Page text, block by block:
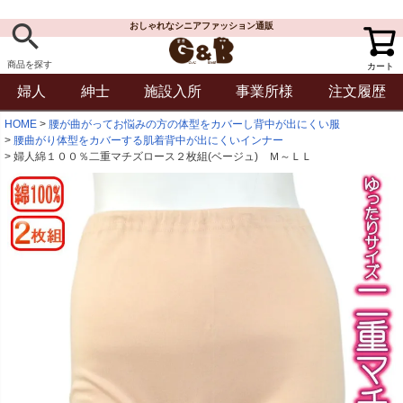
商品を探す
おしゃれなシニアファッション通販
カート
婦人 紳士 施設入所 事業所様 注文履歴
HOME
腰が曲がってお悩みの方の体型をカバーし背中が出にくい服
腰曲がり体型をカバーする肌着背中が出にくいインナー
婦人綿１００％二重マチズロース２枚組(ベージュ) Ｍ～ＬＬ